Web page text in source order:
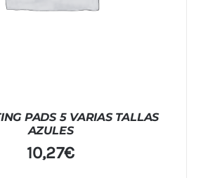
PADS 5 VARIAS TALLAS
AZULES
10,27€